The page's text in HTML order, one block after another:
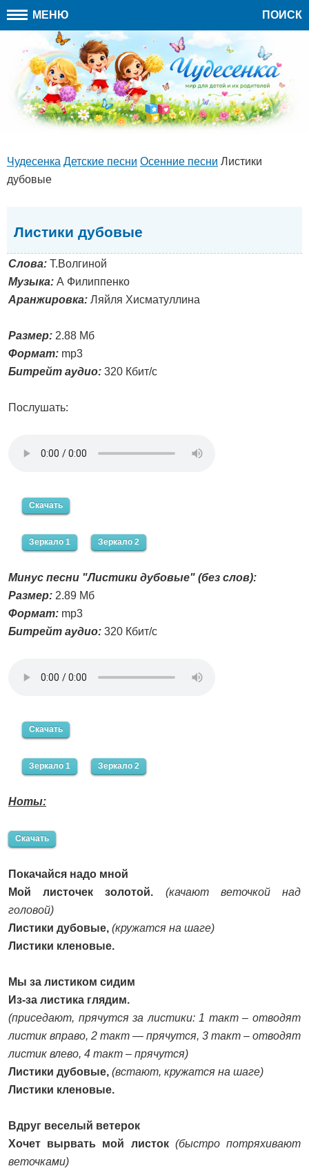
МЕНЮ ПОИСК
Чудесенка Детские песни Осенние песни Листики
дубовые
Листики дубовые
Слова: Т.Волгиной
Музыка: А Филиппенко
Аранжировка: Ляйля Хисматуллина
Размер: 2.88 Мб
Формат: mp3
Битрейт аудио: 320 Кбит/с
Послушать:
Скачать
Зеркало 1 Зеркало 2
Минус песни "Листики дубовые" (без слов):
Размер: 2.89 Мб
Формат: mp3
Битрейт аудио: 320 Кбит/с
Скачать
Зеркало 1 Зеркало 2
Ноты:
Скачать
Покачайся надо мной
Мой листочек золотой.
(качают веточкой над
головой)
Листики дубовые, (кружатся на шаге)
Листики кленовые.
Мы за листиком сидим
Из-за листика глядим.
(приседают, прячутся за листики: 1 такт – отводят
листик вправо, 2 такт — прячутся, 3 такт – отводят
листик влево, 4 такт – прячутся)
Листики дубовые, (встают, кружатся на шаге)
Листики кленовые.
Вдруг веселый ветерок
Хочет вырвать мой листок (быстро потряхивают
веточками)